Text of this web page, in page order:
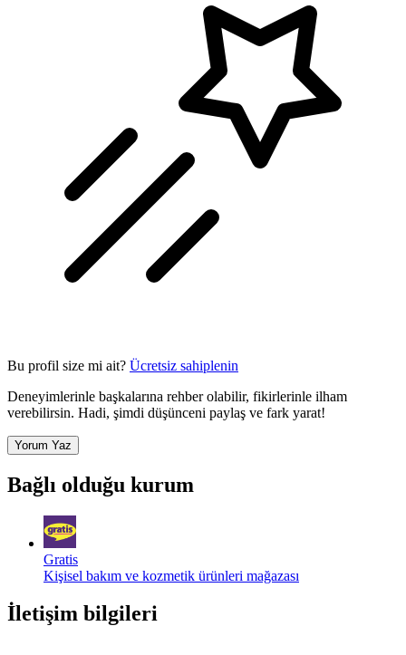
Bu profil size mi ait? Ücretsiz sahiplenin
Deneyimlerinle başkalarına rehber olabilir, fikirlerinle ilham
verebilirsin. Hadi, şimdi düşünceni paylaş ve fark yarat!
Yorum Yaz
Bağlı olduğu kurum
Gratis
Kişisel bakım ve kozmetik ürünleri mağazası
İletişim bilgileri